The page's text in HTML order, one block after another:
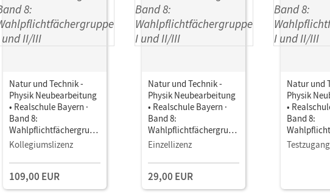
Natur und Technik -
Physik Neubearbeitung
• Realschule Bayern ·
Band 8:
Wahlpflichtfächergrupp
e I und II/III •
Unterrichtsmanager E-
Book mit
Lehrkräftematerialien
und Planungstools
Kollegiumslizenz
109,00 EUR
Natur und Technik -
Physik Neubearbeitung
• Realschule Bayern ·
Band 8:
Wahlpflichtfächergrupp
e I und II/III •
Book mit
Lehrkräftematerialien
und Planungstools
Einzellizenz
29,00 EUR
Natur und
Physik
•
Band 8:
e I und II/III •
und
Testzugang